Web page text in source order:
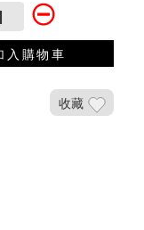
入購物車
收藏